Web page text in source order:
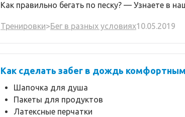
Как правильно бегать по песку? — Узнаете в
Тренировки>Бег в разных условиях10.05.2019
Как сделать забег в дождь
Шапочка для душа
Пакеты для продуктов
Латексные перчатки